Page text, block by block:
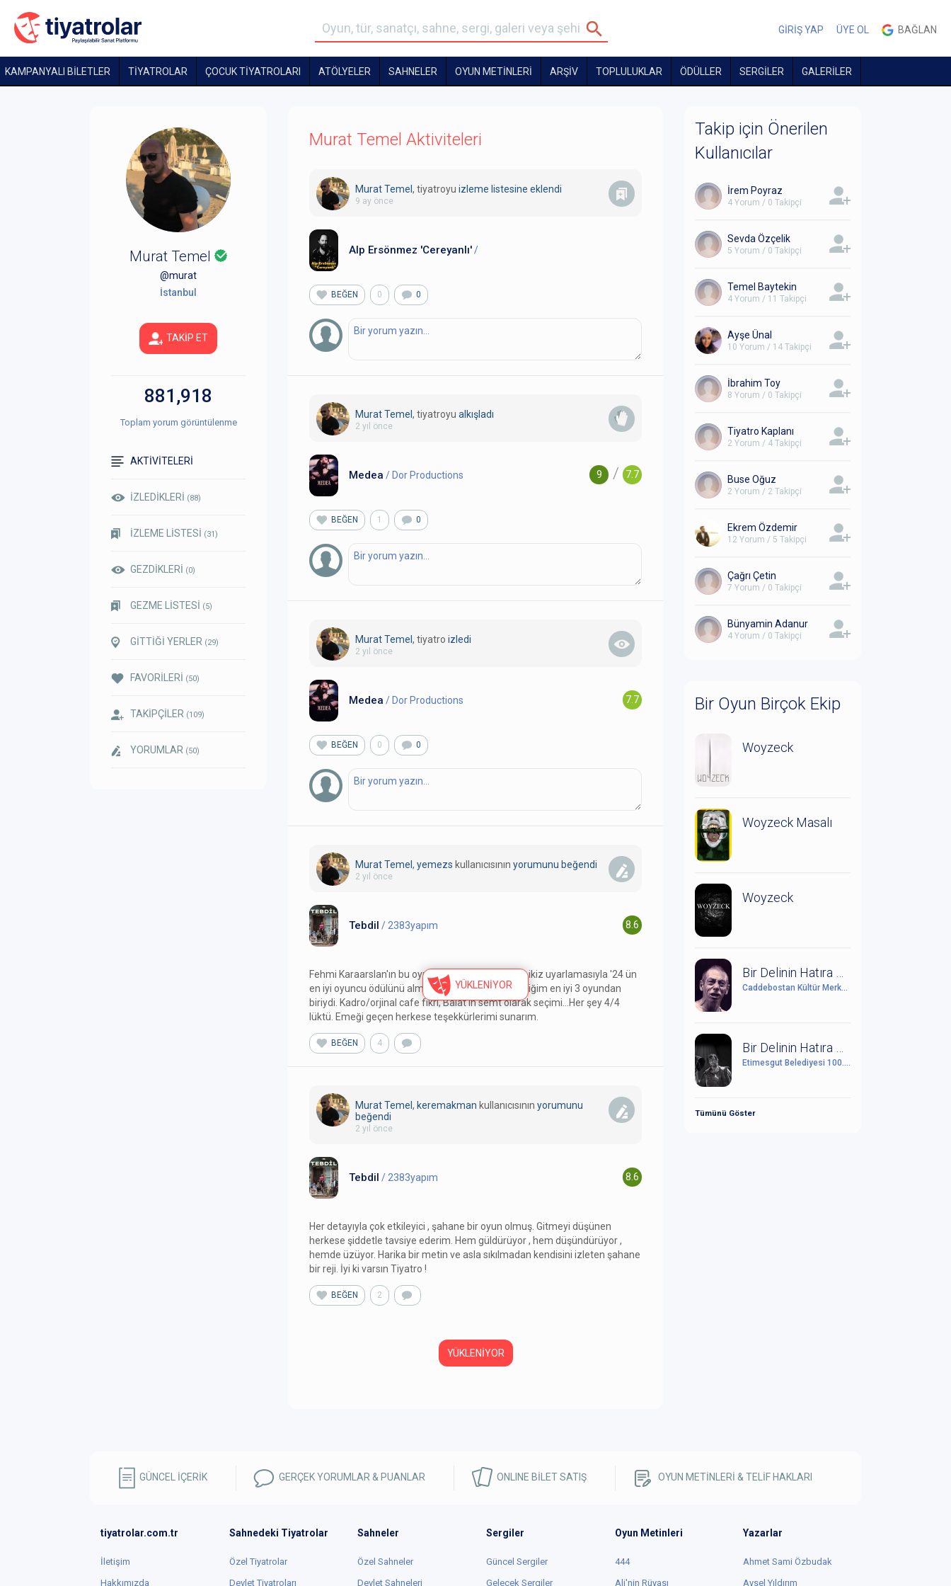
GİRİŞ YAP ÜYE OL BAĞLAN
KAMPANYALI BİLETLER TİYATROLAR ÇOCUK TIYATROLARI ATÖLYELER SAHNELER OYUN METİNLERİ ARŞİV TOPLULUKLAR ÖDÜLLER SERGİLER GALERİLER
Murat Temel
@murat
İstanbul
TAKİP ET
881,918
Toplam yorum görüntülenme
AKTİVİTELERİ
İZLEDİKLERİ (88)
İZLEME LİSTESİ (31)
GEZDİKLERİ (0)
GEZME LİSTESİ (5)
GİTTİĞİ YERLER (29)
FAVORİLERİ (50)
TAKİPÇİLER (109)
YORUMLAR (50)
Murat Temel Aktiviteleri
Murat Temel , tiyatroyu izleme listesine eklendi
9 ay önce
Alp Ersönmez 'Cereyanlı'/
BEĞEN 0 0
Murat Temel , tiyatroyu alkışladı
2 yıl önce
7.7
/
9
Medea / Dor Productions
BEĞEN 1 0
Murat Temel , tiyatro izledi
2 yıl önce
7.7
Medea / Dor Productions
BEĞEN 0 0
Murat Temel , yemezs kullanıcısının yorumunu beğendi
2 yıl önce
8.6
Tebdil / 2383yapım
Fehmi Karaarslan'ın bu oyundaki Süleyman/Talat ikiz uyarlamasıyla '24 ün
en iyi oyuncu ödülünü alması gerekir. Tarihte izlediğim en iyi 3 oyundan
biriydi. Kadro/orjinal cafe fikri, Balat'ın semt olarak seçimi...Her şey 4/4
lüktü. Emeği geçen herkese teşekkürlerimi sunarım.
BEĞEN 4
Murat Temel , keremakman kullanıcısının yorumunu
beğendi
2 yıl önce
8.6
Tebdil / 2383yapım
Her detayıyla çok etkileyici , şahane bir oyun olmuş. Gitmeyi düşünen
herkese şiddetle tavsiye ederim. Hem güldürüyor , hem düşündürüyor ,
hemde üzüyor. Harika bir metin ve asla sıkılmadan kendisini izleten şahane
bir reji. İyi ki varsın Tiyatro !
BEĞEN 2
zcivelekkullanıcısının
İşte böyle oyunlar yüzünden beklentimiz artıyor ve kolay beğenemiyoruz!!
Ahmet Sami Özbudak yine yapmış yapacağını; bizleri mekanla, hikayeyle ,
Üzen ve Erkan Akbulut dinamizmleriyle, inandırıcıklarıya beni çok etkilediler.
tadında kalmış, belki biraz modifiye edebilir.
Tek eleştirim son sahne için; oyun içerisinde iki karakterin kişiliğini,
Takip için Önerilen
Kullanıcılar
İrem Poyraz
4 Yorum / 0 Takipçi
Sevda Özçelik
5 Yorum / 0 Takipçi
Temel Baytekin
4 Yorum / 11 Takipçi
Ayşe Ünal
10 Yorum / 14 Takipçi
İbrahim Toy
8 Yorum / 0 Takipçi
Tiyatro Kaplanı
2 Yorum / 4 Takipçi
Buse Oğuz
2 Yorum / 2 Takipçi
Ekrem Özdemir
12 Yorum / 5 Takipçi
Çağrı Çetin
7 Yorum / 0 Takipçi
Bünyamin Adanur
4 Yorum / 0 Takipçi
Bir Oyun Birçok Ekip
Woyzeck
Woyzeck Masalı
Woyzeck
Caddebostan Kültür Merkezi
Etimesgut Belediyesi 100. Yıl Cumhuriyet Kültür Sanat Merkezi
Tümünü Göster